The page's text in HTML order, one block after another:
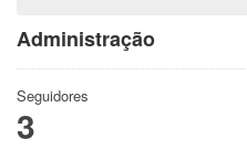
Administração
Seguidores
3